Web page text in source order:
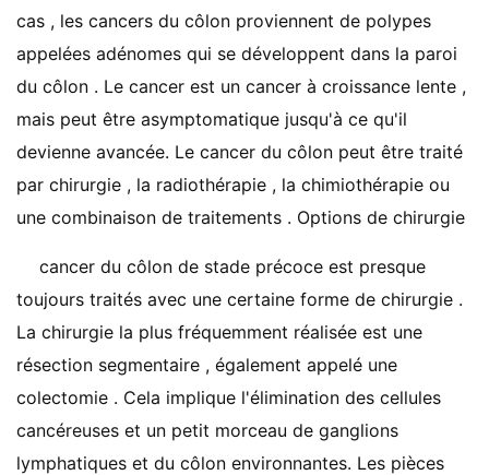
cas , les cancers du côlon proviennent de polypes
appelées adénomes qui se développent dans la paroi
du côlon . Le cancer est un cancer à croissance lente ,
mais peut être asymptomatique jusqu'à ce qu'il
devienne avancée. Le cancer du côlon peut être traité
par chirurgie , la radiothérapie , la chimiothérapie ou
une combinaison de traitements . Options de chirurgie
cancer du côlon de stade précoce est presque
toujours traités avec une certaine forme de chirurgie .
La chirurgie la plus fréquemment réalisée est une
résection segmentaire , également appelé une
colectomie . Cela implique l'élimination des cellules
cancéreuses et un petit morceau de ganglions
lymphatiques et du côlon environnantes. Les pièces